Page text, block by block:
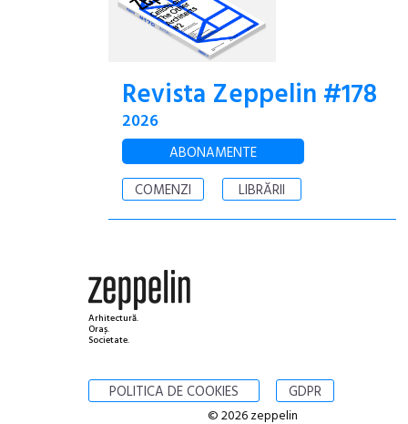
Revista Zeppelin #178
2026
ABONAMENTE
COMENZI
LIBRĂRII
Arhitectură.
Oraș.
Societate.
POLITICA DE COOKIES GDPR
© 2026 zeppelin